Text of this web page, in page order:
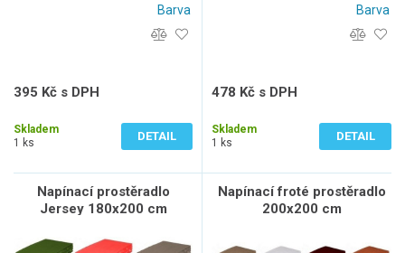
Barva
395 Kč s DPH
Skladem
1 ks
DETAIL
Barva
478 Kč s DPH
Skladem
1 ks
DETAIL
Napínací prostěradlo
Jersey 180x200 cm
Napínací froté prostěradlo
200x200 cm